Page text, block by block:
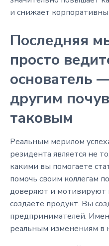
и снижает
Последняя
просто
основатель
другим
таковым
Реальным мерилом
резидента является не
какими вы помогаете
помочь своим коллегам
доверяют и мотивируют
создаете продукт. Вы
предпринимателей.
реальным изменениям в